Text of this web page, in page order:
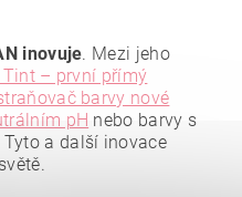
sezásadami ochrany
inovuje. Mezi jeho
Tint – první přímý
barvy nové
pH nebo barvy s
a další inovace